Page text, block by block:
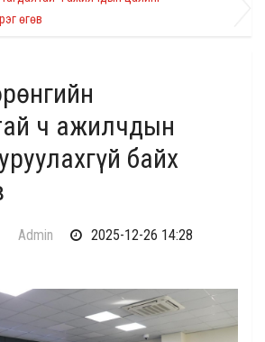
өгөв
ч ажилчдын
байх
Admin 2025-12-26 14:28